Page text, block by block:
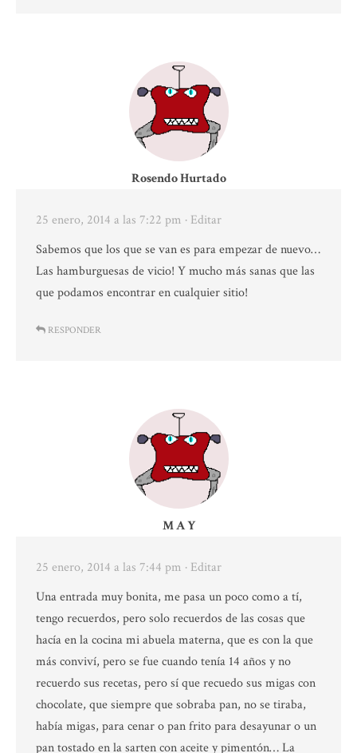
Rosendo Hurtado
25 enero, 2014 a las 7:22 pm · Editar
Sabemos que los que se van es para empezar de nuevo…
Las hamburguesas de vicio! Y mucho más sanas que las
que podamos encontrar en cualquier sitio!
RESPONDER
M A Y
25 enero, 2014 a las 7:44 pm · Editar
Una entrada muy bonita, me pasa un poco como a tí,
tengo recuerdos, pero solo recuerdos de las cosas que
hacía en la cocina mi abuela materna, que es con la que
más conviví, pero se fue cuando tenía 14 años y no
recuerdo sus recetas, pero sí que recuedo sus migas con
chocolate, que siempre que sobraba pan, no se tiraba,
había migas, para cenar o pan frito para desayunar o un
pan tostado en la sarten con aceite y pimentón… La